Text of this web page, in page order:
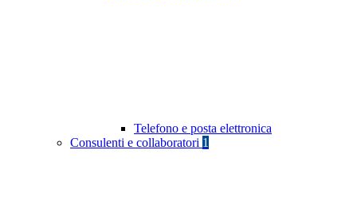
Telefono e posta elettronica
Consulenti e collaboratori 1